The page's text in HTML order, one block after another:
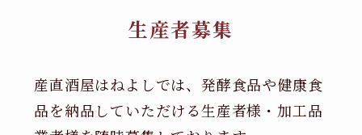
生産者募集
産直酒屋はねよしでは、発酵食品や健康食
品を納品していただける生産者様・加工品